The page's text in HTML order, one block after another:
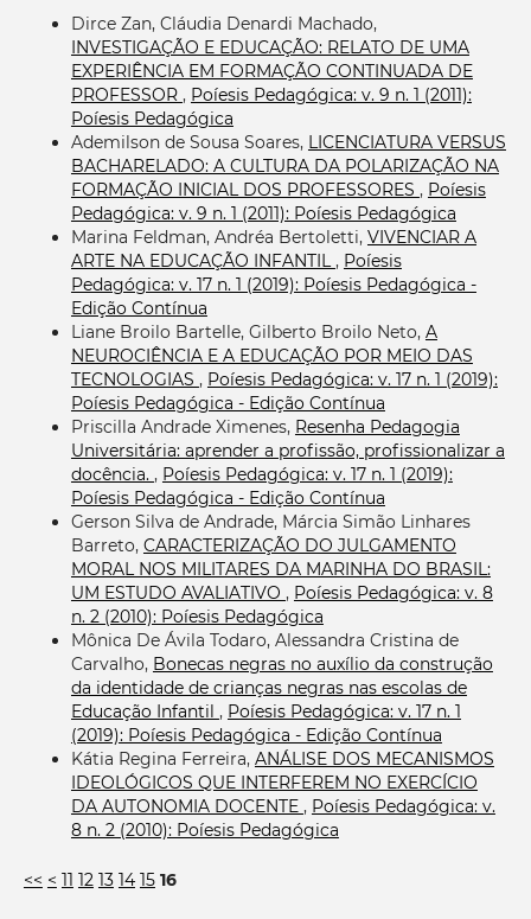
Dirce Zan, Cláudia Denardi Machado,
INVESTIGAÇÃO E EDUCAÇÃO: RELATO DE UMA
EXPERIÊNCIA EM FORMAÇÃO CONTINUADA DE
PROFESSOR , Poíesis Pedagógica: v. 9 n. 1 (2011):
Poíesis Pedagógica
Ademilson de Sousa Soares, LICENCIATURA VERSUS
BACHARELADO: A CULTURA DA POLARIZAÇÃO NA
FORMAÇÃO INICIAL DOS PROFESSORES , Poíesis
Pedagógica: v. 9 n. 1 (2011): Poíesis Pedagógica
Marina Feldman, Andréa Bertoletti, VIVENCIAR A
ARTE NA EDUCAÇÃO INFANTIL, Poíesis
Pedagógica: v. 17 n. 1 (2019): Poíesis Pedagógica -
Edição Contínua
Liane Broilo Bartelle, Gilberto Broilo Neto, A
NEUROCIÊNCIA E A EDUCAÇÃO POR MEIO DAS
TECNOLOGIAS , Poíesis Pedagógica: v. 17 n. 1 (2019):
Poíesis Pedagógica - Edição Contínua
Priscilla Andrade Ximenes, Resenha Pedagogia
Universitária: aprender a profissão, profissionalizar a
docência. , Poíesis Pedagógica: v. 17 n. 1 (2019):
Poíesis Pedagógica - Edição Contínua
Gerson Silva de Andrade, Márcia Simão Linhares
Barreto, CARACTERIZAÇÃO DO JULGAMENTO
MORAL NOS MILITARES DA MARINHA DO BRASIL:
UM ESTUDO AVALIATIVO , Poíesis Pedagógica: v. 8
n. 2 (2010): Poíesis Pedagógica
Mônica De Ávila Todaro, Alessandra Cristina de
Carvalho, Bonecas negras no auxílio da construção
da identidade de crianças negras nas escolas de
Educação Infantil , Poíesis Pedagógica: v. 17 n. 1
(2019): Poíesis Pedagógica - Edição Contínua
Kátia Regina Ferreira, ANÁLISE DOS MECANISMOS
IDEOLÓGICOS QUE INTERFEREM NO EXERCÍCIO
DA AUTONOMIA DOCENTE , Poíesis Pedagógica: v.
8 n. 2 (2010): Poíesis Pedagógica
<< < 11 12 13 14 15 16